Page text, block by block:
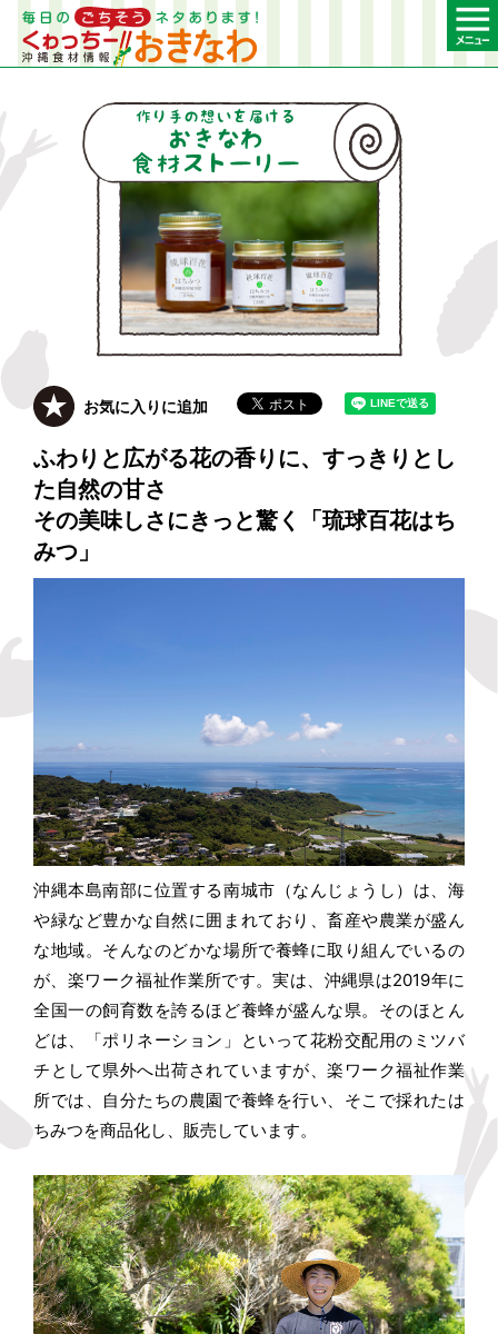
お気に入りに追加
ふわりと広がる花の香りに、すっきりとし
た自然の甘さ
その美味しさにきっと驚く「琉球百花はち
みつ」
沖縄本島南部に位置する南城市（なんじょうし）は、海
や緑など豊かな自然に囲まれており、畜産や農業が盛ん
な地域。そんなのどかな場所で養蜂に取り組んでいるの
が、楽ワーク福祉作業所です。実は、沖縄県は2019年に
全国一の飼育数を誇るほど養蜂が盛んな県。そのほとん
どは、「ポリネーション」といって花粉交配用のミツバ
チとして県外へ出荷されていますが、楽ワーク福祉作業
所では、自分たちの農園で養蜂を行い、そこで採れたは
ちみつを商品化し、販売しています。